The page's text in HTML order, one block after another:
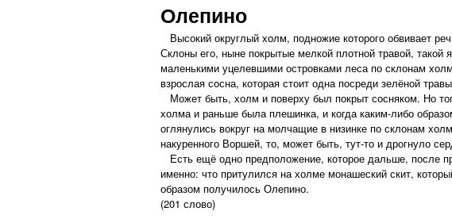
Олепино
Высокий округлый холм, подножие которого обвивает
Склоны его, ныне покрытые мелкой плотной травой,
маленькими уцелевшими островками леса по склонам
взрослая сосна, которая стоит одна посреди зелёной
Может быть, холм и поверху был покрыт сосняком. Но
холма и раньше была плешинка, и когда каким-либо
оглянулись вокруг на молчащие в низинке по склонам
накуренного Воршей, то, может быть, тут-то и дрогнуло
Есть ещё одно предположение, которое дальше, после
именно: что притулился на холме монашеский скит,
образом получилось Олепино.
(201 слово)